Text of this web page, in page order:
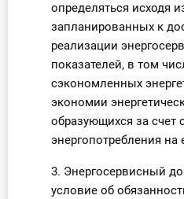
определяться исходя
запланированных к
реализации
показателей, в том
сэкономленных
экономии
образующихся за счет
энергопотребления на
3. Энергосервисный
условие об